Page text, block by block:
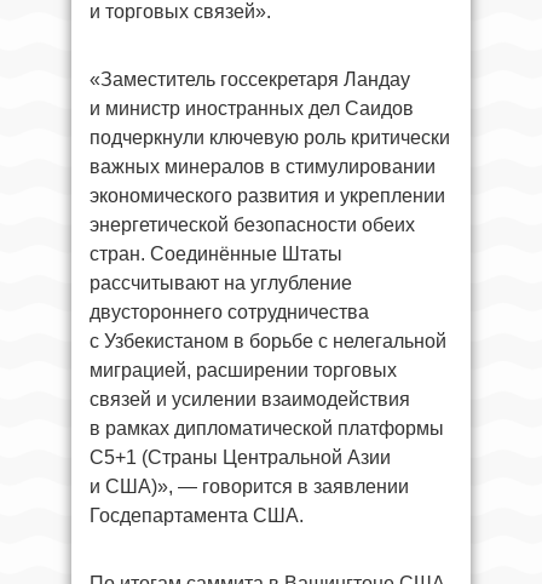
и торговых связей».
«Заместитель госсекретаря Ландау
и министр иностранных дел Саидов
подчеркнули ключевую роль критически
важных минералов в стимулировании
экономического развития и укреплении
энергетической безопасности обеих
стран. Соединённые Штаты
рассчитывают на углубление
двустороннего сотрудничества
с Узбекистаном в борьбе с нелегальной
миграцией, расширении торговых
связей и усилении взаимодействия
в рамках дипломатической платформы
C5+1 (Страны Центральной Азии
и США)», — говорится в заявлении
Госдепартамента США.